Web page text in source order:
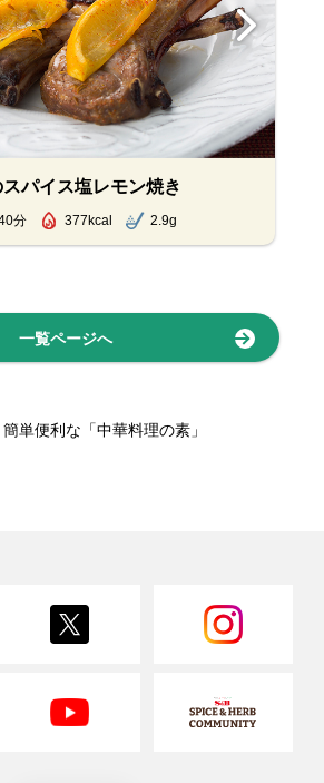
パイス塩レモン焼き
分 377kcal 2.9g
一覧ページへ
単便利な「中華料理の素」